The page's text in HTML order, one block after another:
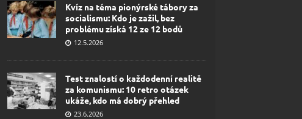
Kvíz na téma pionýrské tábory za
socialismu: Kdo je zažil, bez
problému získá 12 ze 12 bodů
12.5.2026
Test znalostí o každodenní realitě
za komunismu: 10 retro otázek
ukáže, kdo má dobrý přehled
23.6.2026